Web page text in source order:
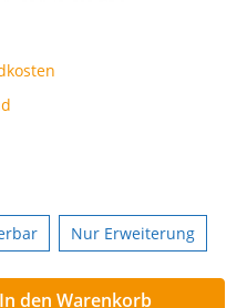
Nur Erweiterung
In den Warenkorb